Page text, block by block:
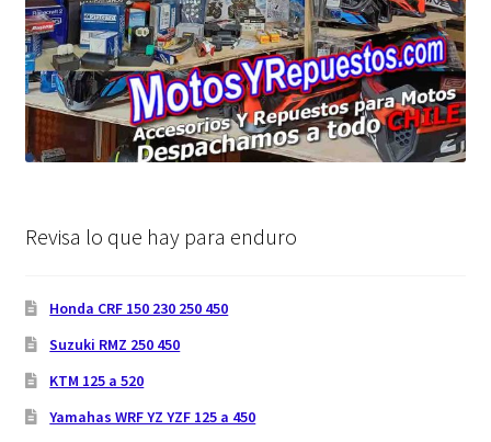
Revisa lo que hay para enduro
Honda CRF 150 230 250 450
Suzuki RMZ 250 450
KTM 125 a 520
Yamahas WRF YZ YZF 125 a 450